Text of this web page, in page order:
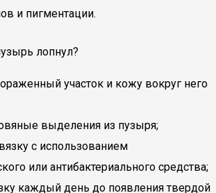
и пигментации.
лопнул?
участок и кожу вокруг него
выделения из пузыря;
с использованием
или антибактериального средства;
каждый день до появления твердой